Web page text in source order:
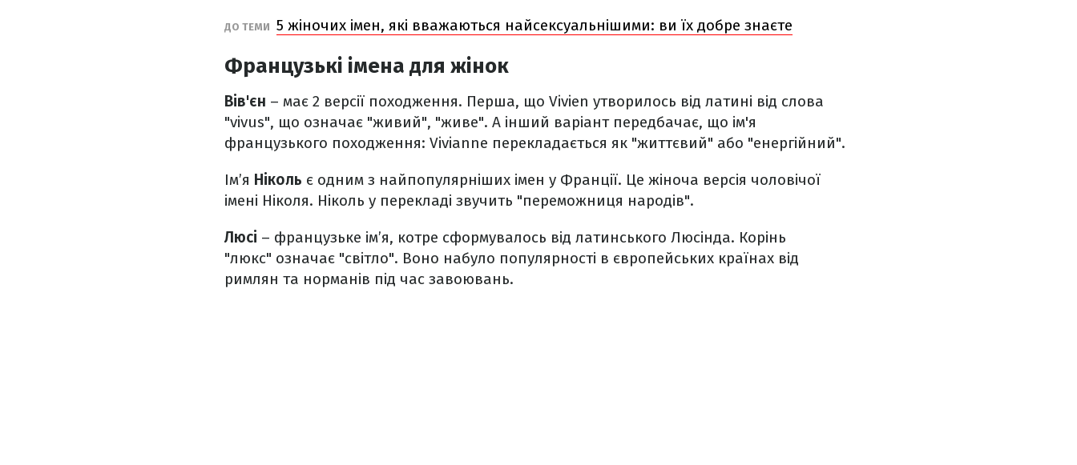
ДО ТЕМИ 5 жіночих імен, які вважаються найсексуальнішими: ви їх добре знаєте
Французькі імена для жінок
Вів'єн – має 2 версії походження. Перша, що Vivien утворилось від латині від слова
"vivus", що означає "живий", "живе". А інший варіант передбачає, що ім'я
французького походження: Vivianne перекладається як "життєвий" або "енергійний".
Ім’я Ніколь є одним з найпопулярніших імен у Франції. Це жіноча версія чоловічої
імені Ніколя. Ніколь у перекладі звучить "переможниця народів".
Люсі – французьке ім’я, котре сформувалось від латинського Люсінда. Корінь
"люкс" означає "світло". Воно набуло популярності в європейських країнах від
римлян та норманів під час завоювань.